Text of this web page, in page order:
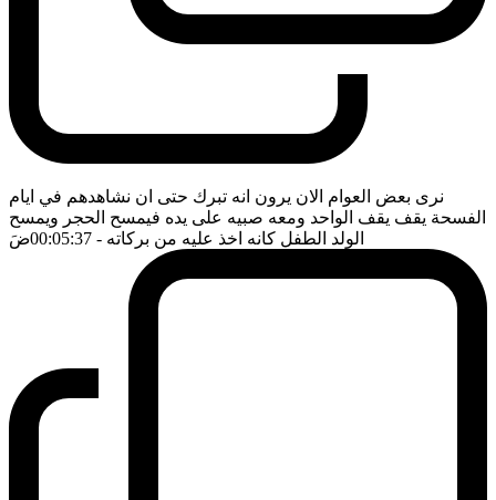
نرى بعض العوام الان يرون انه تبرك حتى ان نشاهدهم في ايام
الفسحة يقف يقف الواحد ومعه صبيه على يده فيمسح الحجر ويمسح
الولد الطفل كانه اخذ عليه من بركاته - 00:05:37 ضَ